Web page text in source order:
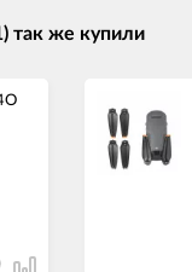
так же купили